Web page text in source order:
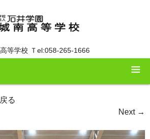
等学校 Ｔel:058-265-1666
る
Next →